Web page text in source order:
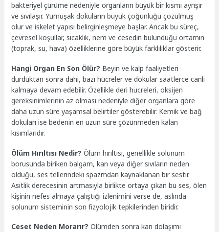
bakteriyel çürüme nedeniyle organların büyük bir kısmı ayrışır
ve sıvılaşır. Yumuşak dokuların büyük çoğunluğu çözülmüş
olur ve iskelet yapısı belirginleşmeye başlar. Ancak bu süreç,
çevresel koşullar, sıcaklık, nem ve cesedin bulunduğu ortamın
(toprak, su, hava) özelliklerine göre büyük farklılıklar gösterir.
Hangi Organ En Son Ölür? Beyin ve kalp faaliyetleri
durduktan sonra dahi, bazı hücreler ve dokular saatlerce canlı
kalmaya devam edebilir. Özellikle deri hücreleri, oksijen
gereksinimlerinin az olması nedeniyle diğer organlara göre
daha uzun süre yaşamsal belirtiler gösterebilir. Kemik ve bağ
dokuları ise bedenin en uzun süre çözünmeden kalan
kısımlarıdır.
Ölüm Hırıltısı Nedir? Ölüm hırıltısı, genellikle solunum
borusunda biriken balgam, kan veya diğer sıvıların neden
olduğu, ses tellerindeki spazmdan kaynaklanan bir sestir.
Asitlik derecesinin artmasıyla birlikte ortaya çıkan bu ses, ölen
kişinin nefes almaya çalıştığı izlenimini verse de, aslında
solunum sisteminin son fizyolojik tepkilerinden biridir.
Ceset Neden Morarır? Ölümden sonra kan dolaşımı